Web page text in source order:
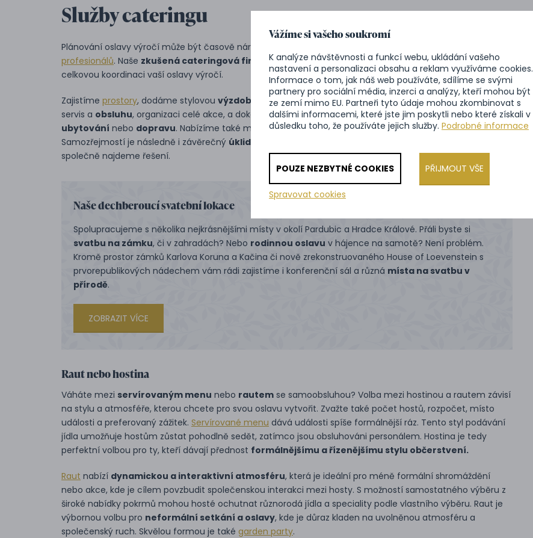
Služby cateringu
Plánování oslavy výročí může být časově náročné. Ušetřete si starosti i čas a svěřte organizaci
profesionálů. Naše zkušená cateringová firma
vám nabízí kompletní servis od skvělého občerstvení po
celkovou koordinaci vaší oslavy výročí.
Zajistíme prostory, dodáme stylovou výzdobu a připravíme vám jídlo a nápoje . Náš tým se postará o
servis a obsluhu, organizaci celé akce, a dokonce zajistíme iDJ či živou hudbu. Pro hosty můžeme zařídit
ubytování nebo dopravu. Nabízíme také možnost přípravy venkovních prostor s tanečním parketem.
Samozřejmostí je následně i závěrečný úklid
společně najdeme řešení.
Naše dechberoucí svatební lokace
Spolupracujeme s několika nejkrásnějšími místy v okolí Pardubic a Hradce Králové. Přáli byste si
svatbu na zámku, či v zahradách? Nebo rodinnou oslavu v hájence na samotě? Není problém.
Kromě prostor zámků Karlova Koruna a Kačina či nově zrekonstruovaného House of Loevenstein s
prvorepublikových nádechem vám rádi zajistíme i konferenční sál a různá místa na svatbu v
přírodě.
ZOBRAZIT VÍCE
Raut nebo hostina
Váháte mezi servírovaným menu nebo rautem se samoobsluhou? Volba mezi hostinou a rautem závisí
na stylu a atmosféře, kterou chcete pro svou oslavu vytvořit. Zvažte také počet hostů, rozpočet, místo
události a preferovaný zážitek. Servírované menu dává události spíše formálnější ráz. Tento styl podávání
jídla umožňuje hostům zůstat pohodlně sedět, zatímco jsou obsluhováni personálem. Hostina je tedy
perfektní volbou pro ty, kteří dávají přednost formálnějšímu a řízenějšímu stylu občerstvení.
Raut nabízí dynamickou a interaktivní atmosféru, která je ideální pro méně formální shromáždění
nebo akce, kde je cílem povzbudit společenskou interakci mezi hosty. S možností samostatného výběru z
široké nabídky pokrmů mohou hosté ochutnat různorodá jídla a speciality podle vlastního výběru. Raut je
výbornou volbu pro neformální setkání a oslavy, kde je důraz kladen na uvolněnou atmosféru a
společenský ruch. Skvělou formou je také garden party.
Vážíme si vašeho soukromí
K analýze návštěvnosti a funkcí webu, ukládání vašeho
nastavení a personalizaci obsahu a reklam využíváme cookies.
Informace o tom, jak náš web používáte, sdílíme se svými
partnery pro sociální média, inzerci a analýzy, kteří mohou být
ze zemí mimo EU. Partneři tyto údaje mohou zkombinovat s
dalšími informacemi, které jste jim poskytli nebo které získali v
důsledku toho, že používáte jejich služby.Podrobné informace
POUZE NEZBYTNÉ COOKIES PŘIJMOUT VŠE
Spravovat cookies